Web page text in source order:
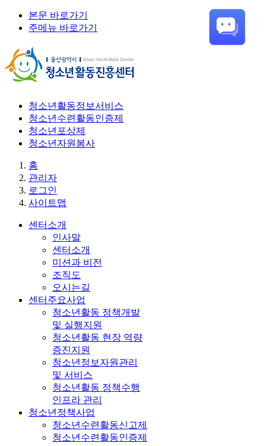
본문 바로가기
주메뉴 바로가기
청소년활동정보서비스
청소년수련활동인증제
청소년포상제
청소년자원봉사
홈
관리자
로그인
사이트맵
센터소개
인사말
센터소개
미션과 비전
조직도
오시는길
센터주요사업
청소년활동 정책개발
및 실행지원
청소년활동 현장 역량
증진지원
청소년정보자원관리
및 서비스
청소년활동 정책수행
인프라 관리
청소년정책사업
청소년수련활동신고제
청소년수련활동인증제